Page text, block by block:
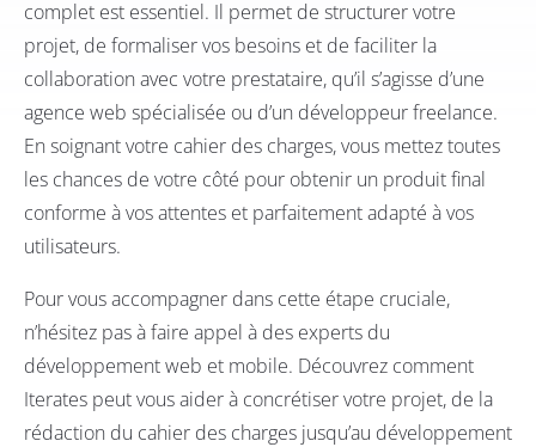
complet est essentiel. Il permet de structurer votre
projet, de formaliser vos besoins et de faciliter la
collaboration avec votre prestataire, qu’il s’agisse d’une
agence web spécialisée ou d’un développeur freelance.
En soignant votre cahier des charges, vous mettez toutes
les chances de votre côté pour obtenir un produit final
conforme à vos attentes et parfaitement adapté à vos
utilisateurs.
Pour vous accompagner dans cette étape cruciale,
n’hésitez pas à faire appel à des experts du
développement web et mobile. Découvrez comment
Iterates peut vous aider à concrétiser votre projet, de la
rédaction du cahier des charges jusqu’au développement